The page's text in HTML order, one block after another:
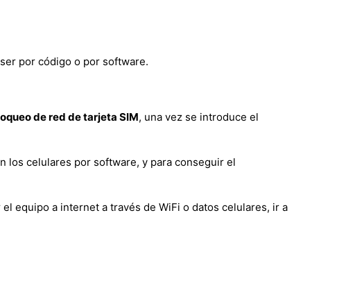
por código o por software.
de red de tarjeta SIM, una vez se introduce el
los celulares por software, y para conseguir el
equipo a internet a través de WiFi o datos celulares, ir a